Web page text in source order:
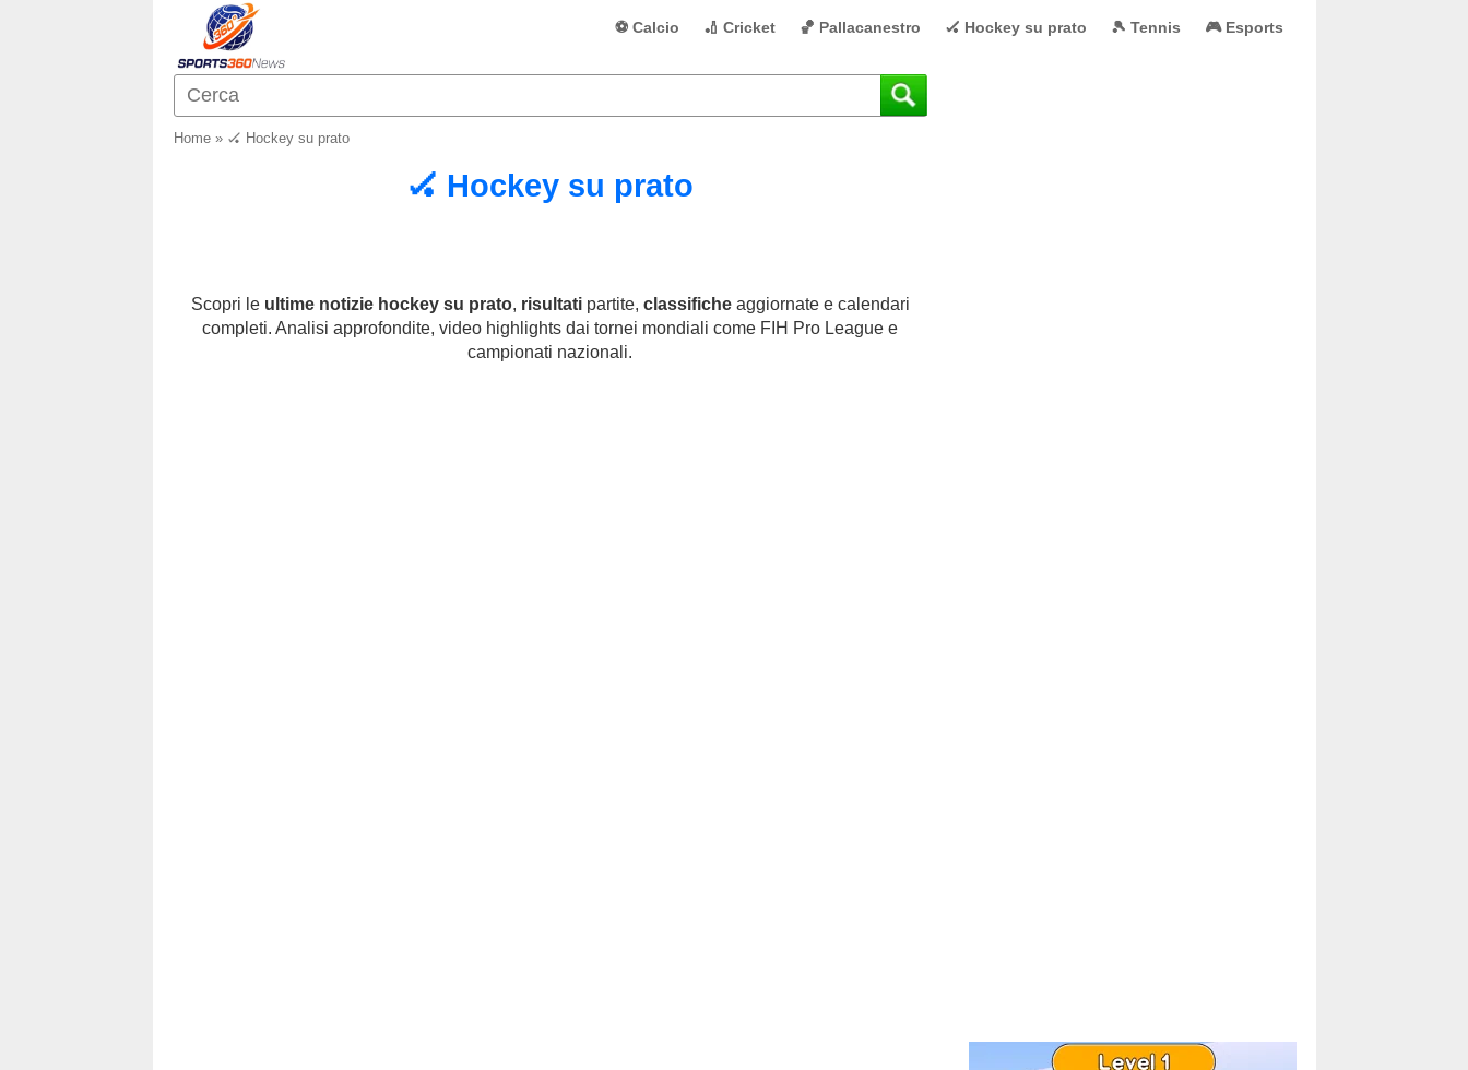
⚽ Calcio 🏏 Cricket 🏀 Pallacanestro 🏑 Hockey su prato 🎾 Tennis 🎮 Esports
Home» 🏑 Hockey su prato
🏑 Hockey su prato
Scopri le ultime notizie hockey su prato, risultatipartite, classificheaggiornate e calendari
completi. Analisi approfondite, video highlights dai tornei mondiali come FIH Pro League e
campionati nazionali.